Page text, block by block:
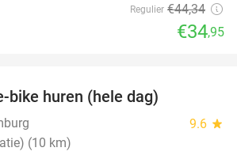
Regulier €44,34
€34,95
bike huren (hele dag)
9.6 star
(10 km)